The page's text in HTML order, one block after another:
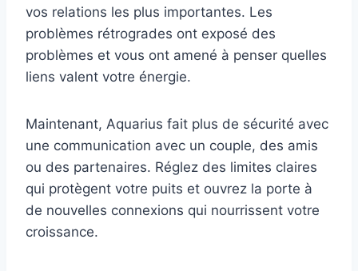
vos relations les plus importantes. Les
problèmes rétrogrades ont exposé des
problèmes et vous ont amené à penser quelles
liens valent votre énergie.
Maintenant, Aquarius fait plus de sécurité avec
une communication avec un couple, des amis
ou des partenaires. Réglez des limites claires
qui protègent votre puits et ouvrez la porte à
de nouvelles connexions qui nourrissent votre
croissance.